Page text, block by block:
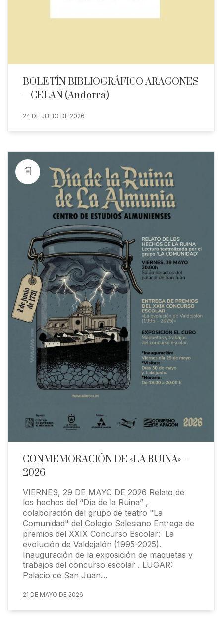
BOLETÍN BIBLIOGRÁFICO ARAGONES
– CELAN (Andorra)
24 DE JULIO DE 2026
CONMEMORACIÓN DE «LA RUINA» –
2026
VIERNES, 29 DE MAYO DE 2026 Relato de
los hechos del “Día de la Ruina” ,
colaboración del grupo de teatro "La
Comunidad" del Colegio Salesiano Entrega de
premios del XXIX Concurso Escolar: La
evolución de Valdejalón (1995-2025).
Inauguración de la exposición de maquetas y
trabajos del concurso escolar . LUGAR:
Palacio de San Juan…
21 DE MAYO DE 2026